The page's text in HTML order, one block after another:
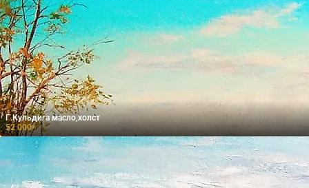
Г.Кульдига масло,холст
52 000₽